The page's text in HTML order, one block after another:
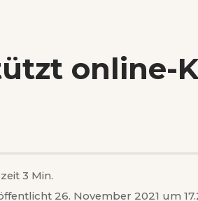
online-
26. November 2021 um
3 Min.